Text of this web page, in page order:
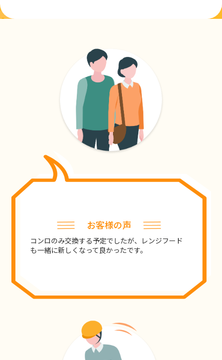
お客様の声
コンロのみ交換する予定でしたが、レンジフード
も一緒に新しくなって良かったです。